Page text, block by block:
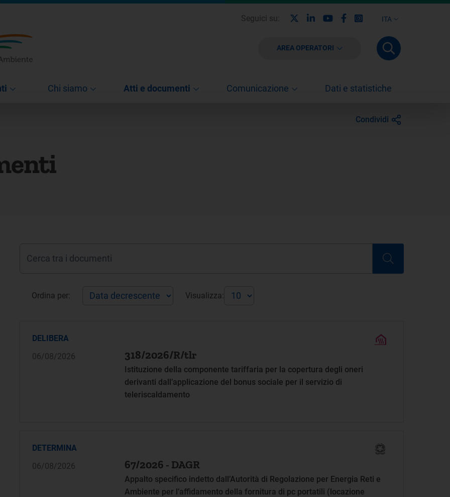
ITA
Seguici su: LinkedinYoutubeFacebook
Instagram
AREA OPERATORI
Chi siamo Atti e documenti Comunicazione Dati e statistiche
Condividi
Ordina per: Visualizza:
DELIBERA
06/08/2026
318/2026/R/tlr
Istituzione della componente tariffaria per la copertura degli oneri
derivanti dall’applicazione del bonus sociale per il servizio di
teleriscaldamento
DETERMINA
06/08/2026
67/2026 - DAGR
Appalto specifico indetto dall’Autorità di Regolazione per Energia Reti e
Ambiente per l’affidamento della fornitura di pc portatili (locazione